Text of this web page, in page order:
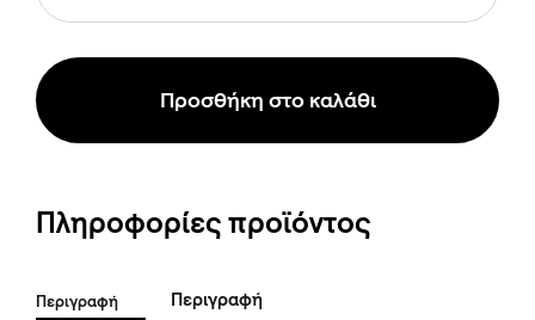
Προσθήκη στο καλάθι
Πληροφορίες προϊόντος
Περιγραφή
Περιγραφή